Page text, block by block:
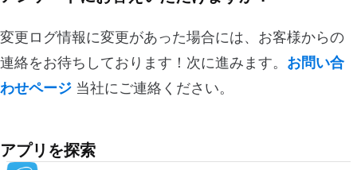
変更ログ情報に変更があった場合には、お客様からの
連絡をお待ちしております！次に進みます。 お問い合
わせページ 当社にご連絡ください。
アプリを探索